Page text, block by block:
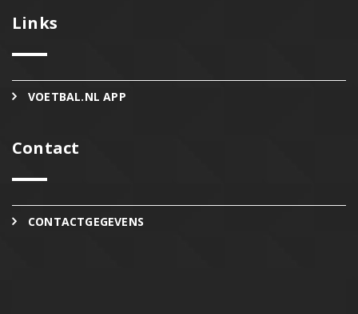
Links
VOETBAL.NL APP
Contact
CONTACTGEGEVENS